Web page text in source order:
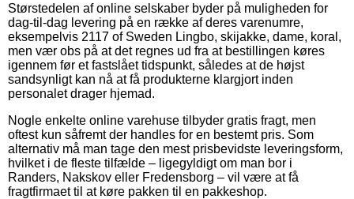
Størstedelen af online selskaber byder på muligheden for
dag-til-dag levering på en række af deres varenumre,
eksempelvis 2117 of Sweden Lingbo, skijakke, dame, koral,
men vær obs på at det regnes ud fra at bestillingen køres
igennem før et fastslået tidspunkt, således at de højst
sandsynligt kan nå at få produkterne klargjort inden
personalet drager hjemad.
Nogle enkelte online varehuse tilbyder gratis fragt, men
oftest kun såfremt der handles for en bestemt pris. Som
alternativ må man tage den mest prisbevidste leveringsform,
hvilket i de fleste tilfælde – ligegyldigt om man bor i
Randers, Nakskov eller Fredensborg – vil være at få
fragtfirmaet til at køre pakken til en pakkeshop.